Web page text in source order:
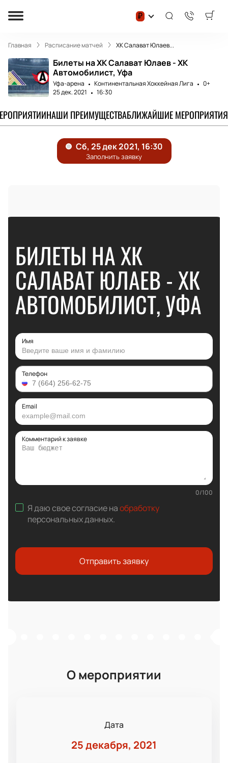
₽
Главная Расписание матчей ХК Салават Юлаев...
Билеты на ХК Салават Юлаев - ХК
Автомобилист, Уфа
Уфа-арена Континентальная Хоккейная Лига
0+
25 дек. 2021
16:30
НАШИ ПРЕИМУЩЕСТВАБЛИЖАЙШИЕ МЕРОПРИЯТИЯ
БИЛЕТЫ НА ХК
САЛАВАТ ЮЛАЕВ - ХК
АВТОМОБИЛИСТ, УФА
Имя
Телефон
Email
Комментарий к заявке
0/100
Я даю свое согласие наобработку
персональных данных.
Отправить заявку
О мероприятии
Дата
25 декабря, 2021